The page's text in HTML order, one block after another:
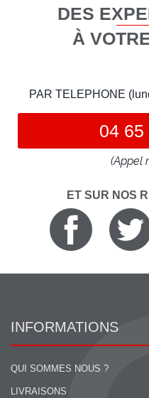
DES
À
PAR TELEPHONE
04 65
(Appel
ET SUR NOS
INFORMATIONS
QUI SOMMES NOUS ?
LIVRAISONS